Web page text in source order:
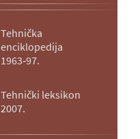
Tehnička
enciklopedija
1963‑97.
Tehnički leksikon
2007.